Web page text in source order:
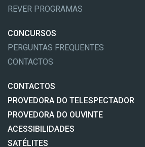
REVER PROGRAMAS
CONCURSOS
PERGUNTAS FREQUENTES
CONTACTOS
CONTACTOS
PROVEDORA DO TELESPECTADOR
PROVEDORA DO OUVINTE
ACESSIBILIDADES
SATÉLITES